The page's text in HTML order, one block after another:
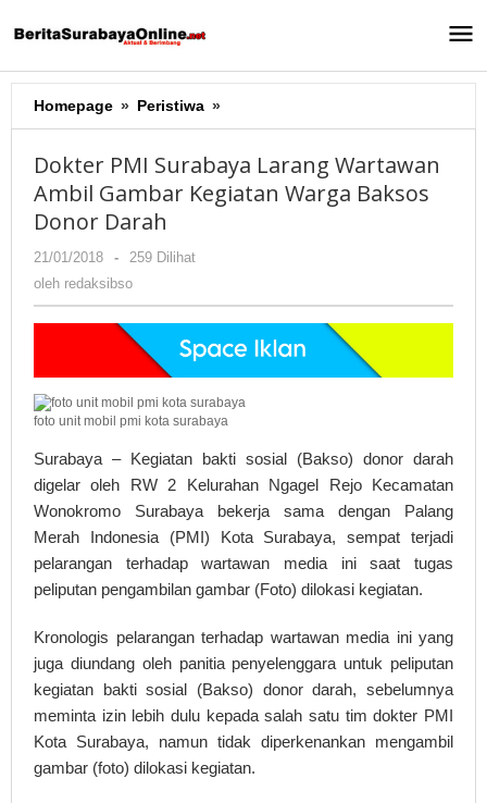
ke
Homepage » Peristiwa »
PMI
Larang
Wartawan
Baksos
Darah
Dokter PMI Surabaya Larang Wartawan
Ambil Gambar Kegiatan Warga Baksos
Donor Darah
21/01/2018
oleh
redaksibso
-
259 Dilihat
oleh redaksibso
foto unit mobil pmi kota surabaya
Surabaya – Kegiatan bakti sosial (Bakso) donor darah
digelar oleh RW 2 Kelurahan Ngagel Rejo Kecamatan
Wonokromo Surabaya bekerja sama dengan Palang
Merah Indonesia (PMI) Kota Surabaya, sempat terjadi
pelarangan terhadap wartawan media ini saat tugas
peliputan pengambilan gambar (Foto) dilokasi kegiatan.
Kronologis pelarangan terhadap wartawan media ini yang
juga diundang oleh panitia penyelenggara untuk peliputan
kegiatan bakti sosial (Bakso) donor darah, sebelumnya
meminta izin lebih dulu kepada salah satu tim dokter PMI
Kota Surabaya, namun tidak diperkenankan mengambil
gambar (foto) dilokasi kegiatan.